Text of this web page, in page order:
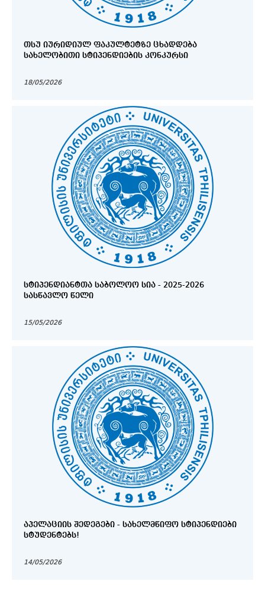
ᲗᲡᲣ ᲘᲣᲠᲘᲓᲘᲣᲚ ᲤᲐᲙᲣᲚᲢᲔᲢᲖᲔ ᲪᲮᲐᲓᲓᲔᲑᲐ
ᲡᲐᲮᲔᲚᲝᲑᲘᲗᲘ ᲡᲢᲘᲞᲔᲜᲓᲘᲔᲑᲘᲡ ᲙᲝᲜᲙᲣᲠᲡᲘ
18/05/2026
ᲡᲢᲘᲞᲔᲜᲓᲘᲐᲜᲢᲗᲐ ᲡᲐᲑᲝᲚᲝᲝ ᲡᲘᲐ - 2025-2026
ᲡᲐᲡᲬᲐᲕᲚᲝ ᲬᲔᲚᲘ
15/05/2026
ᲐᲞᲔᲚᲐᲪᲘᲘᲡ ᲨᲔᲓᲔᲒᲔᲑᲘ - ᲡᲐᲮᲔᲚᲛᲬᲘᲤᲝ ᲡᲢᲘᲞᲔᲜᲓᲘᲔᲑᲘ
ᲡᲢᲣᲓᲔᲜᲢᲔᲑᲡ!
14/05/2026